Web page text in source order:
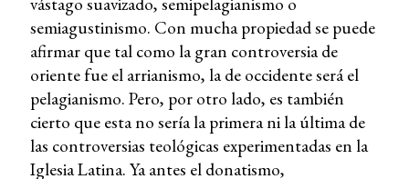
semiagustinismo. Con mucha propiedad se puede
afirmar que tal como la gran controversia de
oriente fue el arrianismo, la de occidente será el
pelagianismo. Pero, por otro lado, es también
cierto que esta no sería la primera ni la última de
las controversias teológicas experimentadas en la
Iglesia Latina. Ya antes el donatismo,